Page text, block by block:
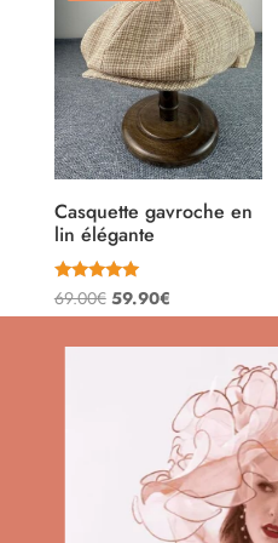
Casquette gavroche en
lin élégante
Note
4.80
69.00€ Le
59.90€Le
est :
59.90€.